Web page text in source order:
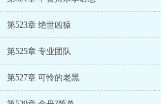
第523章 绝世凶猿
第525章 专业团队
第527章 可怜的老黑